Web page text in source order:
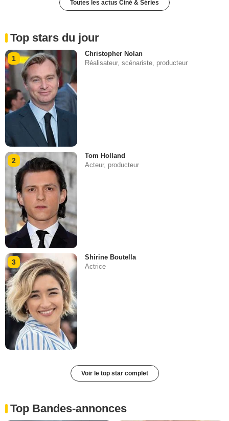
Toutes les actus Ciné & Séries
Top stars du jour
1
Christopher Nolan
Réalisateur, scénariste, producteur
2
Tom Holland
Acteur, producteur
3
Shirine Boutella
Actrice
Voir le top star complet
Top Bandes-annonces